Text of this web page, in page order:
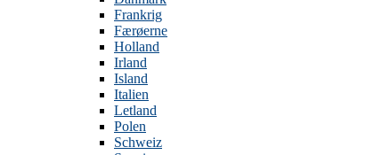
Frankrig
Færøerne
Holland
Irland
Island
Italien
Letland
Polen
Schweiz